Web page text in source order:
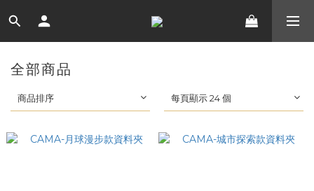
全部商品
商品排序 每頁顯示 24 個